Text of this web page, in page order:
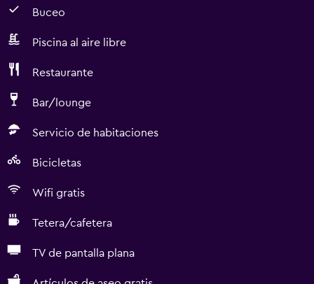
Buceo
Piscina al aire libre
Restaurante
Bar/lounge
Servicio de habitaciones
Bicicletas
Wifi gratis
Tetera/cafetera
TV de pantalla plana